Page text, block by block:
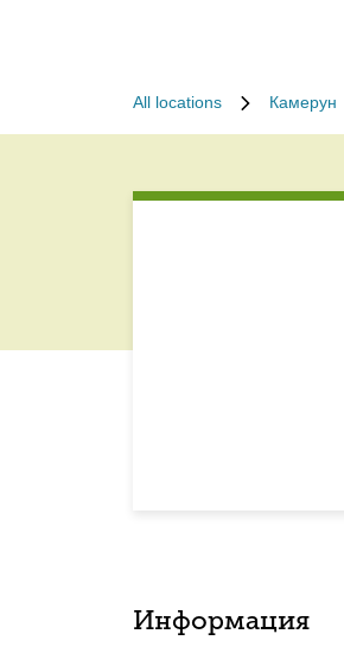
All locations Камерун
Информация